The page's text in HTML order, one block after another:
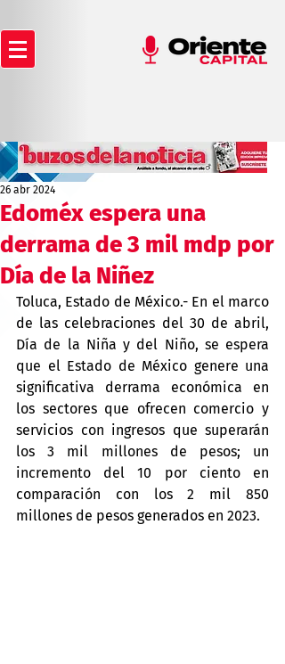
Edoméx espera una
derrama de 3 mil mdp por
Día de la Niñez
26 abr 2024
Toluca, Estado de México.- En el marco
de las celebraciones del 30 de abril,
Día de la Niña y del Niño, se espera
que el Estado de México genere una
significativa derrama económica en
los sectores que ofrecen comercio y
servicios con ingresos que superarán
los 3 mil millones de pesos; un
incremento del 10 por ciento en
comparación con los 2 mil 850
millones de pesos generados en 2023.